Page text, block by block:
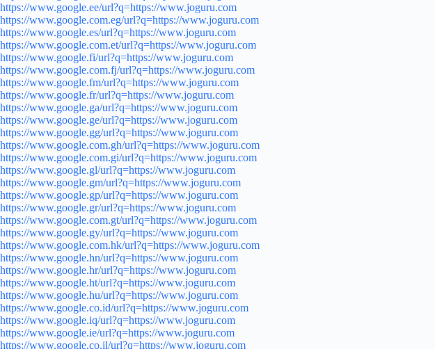
https://www.google.ee/url?q=https://www.joguru.com
https://www.google.com.eg/url?q=https://www.joguru.com
https://www.google.es/url?q=https://www.joguru.com
https://www.google.com.et/url?q=https://www.joguru.com
https://www.google.fi/url?q=https://www.joguru.com
https://www.google.com.fj/url?q=https://www.joguru.com
https://www.google.fm/url?q=https://www.joguru.com
https://www.google.fr/url?q=https://www.joguru.com
https://www.google.ga/url?q=https://www.joguru.com
https://www.google.ge/url?q=https://www.joguru.com
https://www.google.gg/url?q=https://www.joguru.com
https://www.google.com.gh/url?q=https://www.joguru.com
https://www.google.com.gi/url?q=https://www.joguru.com
https://www.google.gl/url?q=https://www.joguru.com
https://www.google.gm/url?q=https://www.joguru.com
https://www.google.gp/url?q=https://www.joguru.com
https://www.google.gr/url?q=https://www.joguru.com
https://www.google.com.gt/url?q=https://www.joguru.com
https://www.google.gy/url?q=https://www.joguru.com
https://www.google.com.hk/url?q=https://www.joguru.com
https://www.google.hn/url?q=https://www.joguru.com
https://www.google.hr/url?q=https://www.joguru.com
https://www.google.ht/url?q=https://www.joguru.com
https://www.google.hu/url?q=https://www.joguru.com
https://www.google.co.id/url?q=https://www.joguru.com
https://www.google.iq/url?q=https://www.joguru.com
https://www.google.ie/url?q=https://www.joguru.com
https://www.google.co.il/url?q=https://www.joguru.com